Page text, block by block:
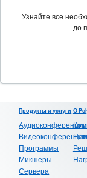
Узнайте все
до
Продукты и услуги
Аудиоконференции
Программы
Микшеры
Сервера
О